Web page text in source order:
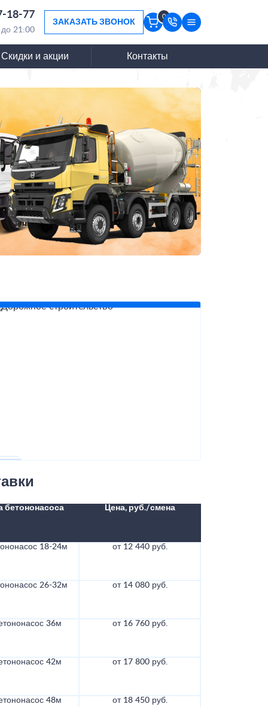
18-77
21:00
ЗАКАЗАТЬ ЗВОНОК
0
Скидки и акции Контакты
бетононасоса Цена, руб./смена
18-24м от 12 440 руб.
26-32м от 14 080 руб.
36м от 16 760 руб.
42м от 17 800 руб.
48м от 18 450 руб.